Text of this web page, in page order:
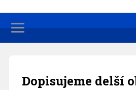
Dopisujeme delší